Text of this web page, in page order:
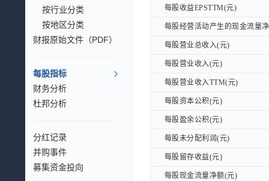
按行业分类
按地区分类
财报原始文件（PDF）
每股指标
财务分析
杜邦分析
分红记录
并购事件
募集资金投向
每股收益EPSTTM(元)
每股经营活动产生的现金流量
每股营业总收入(元)
每股营业收入(元)
每股营业收入TTM(元)
每股资本公积(元)
每股盈余公积(元)
每股未分配利润(元)
每股留存收益(元)
每股现金流量净额(元)
每股收益EPSTTM(元)
每股经营活动产生的现金流量
每股营业总收入(元)
每股营业收入(元)
每股营业收入TTM(元)
每股资本公积(元)
每股盈余公积(元)
每股未分配利润(元)
每股留存收益(元)
每股现金流量净额(元)